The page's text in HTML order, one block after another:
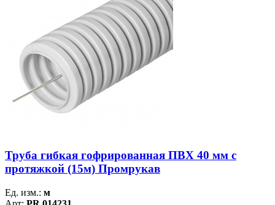
Труба гибкая гофрированная ПВХ 40 мм с
протяжкой (15м) Промрукав
Ед. изм.: м